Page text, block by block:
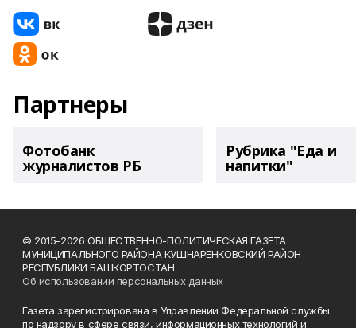
Партнеры
Фотобанк
журналистов РБ
Рубрика "Еда и
напитки"
© 2015-2026 ОБЩЕСТВЕННО-ПОЛИТИЧЕСКАЯ ГАЗЕТА
МУНИЦИПАЛЬНОГО РАЙОНА КУШНАРЕНКОВСКИЙ РАЙОН
РЕСПУБЛИКИ БАШКОРТОСТАН
Об использовании персональных данных
Газета зарегистрирована в Управлении Федеральной службы
по надзору в сфере связи, информационных технологий и